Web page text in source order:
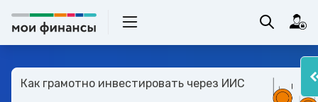
Как грамотно инвестировать через ИИС